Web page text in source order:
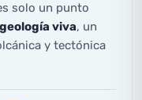
solo un punto
viva, un
y tectónica